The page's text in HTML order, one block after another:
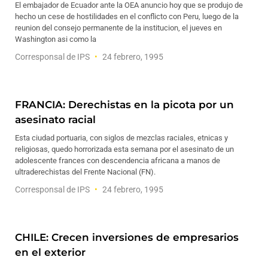
El embajador de Ecuador ante la OEA anuncio hoy que se produjo de
hecho un cese de hostilidades en el conflicto con Peru, luego de la
reunion del consejo permanente de la institucion, el jueves en
Washington asi como la
Corresponsal de IPS 24 febrero, 1995
FRANCIA: Derechistas en la picota por un
asesinato racial
Esta ciudad portuaria, con siglos de mezclas raciales, etnicas y
religiosas, quedo horrorizada esta semana por el asesinato de un
adolescente frances con descendencia africana a manos de
ultraderechistas del Frente Nacional (FN).
Corresponsal de IPS 24 febrero, 1995
CHILE: Crecen inversiones de empresarios
en el exterior